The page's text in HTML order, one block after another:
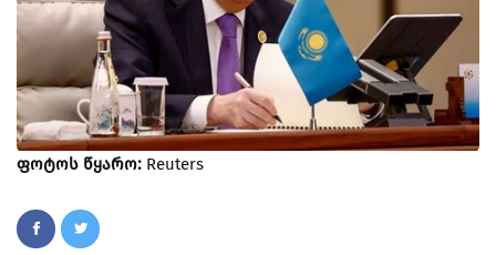
ფოტოს წყარო: Reuters